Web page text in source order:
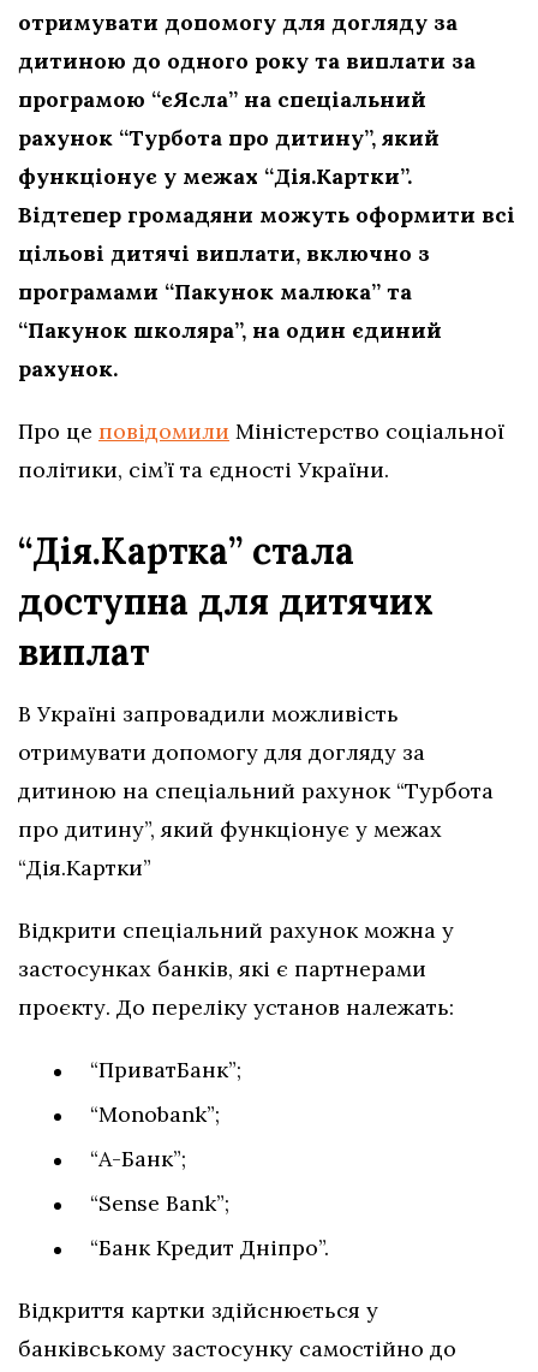
отримувати допомогу для догляду за
дитиною до одного року та виплати за
програмою “єЯсла” на спеціальний
рахунок “Турбота про дитину”, який
функціонує у межах “Дія.Картки”.
Відтепер громадяни можуть оформити всі
цільові дитячі виплати, включно з
програмами “Пакунок малюка” та
“Пакунок школяра”, на один єдиний
рахунок.
Про це повідомили Міністерство соціальної
політики, сім’ї та єдності України.
“Дія.Картка” стала
доступна для дитячих
виплат
В Україні запровадили можливість
отримувати допомогу для догляду за
дитиною на спеціальний рахунок “Турбота
про дитину”, який функціонує у межах
“Дія.Картки”
Відкрити спеціальний рахунок можна у
застосунках банків, які є партнерами
проєкту. До переліку установ належать:
“ПриватБанк”;
“Monobank”;
“А-Банк”;
“Sense Bank”;
“Банк Кредит Дніпро”.
Відкриття картки здійснюється у
банківському застосунку самостійно до